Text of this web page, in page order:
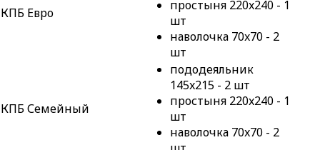
КПБ Евро
простыня 220x240 - 1
шт
наволочка 70x70 - 2
шт
КПБ Семейный
пододеяльник
145x215 - 2 шт
простыня 220x240 - 1
шт
наволочка 70x70 - 2